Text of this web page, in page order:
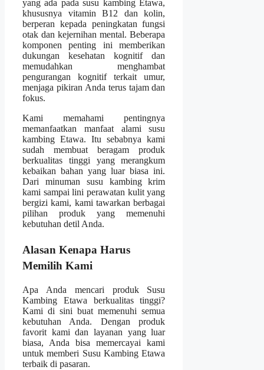
yang ada pada susu kambing Etawa,
khususnya vitamin B12 dan kolin,
berperan kepada peningkatan fungsi
otak dan kejernihan mental. Beberapa
komponen penting ini memberikan
dukungan kesehatan kognitif dan
memudahkan menghambat
pengurangan kognitif terkait umur,
menjaga pikiran Anda terus tajam dan
fokus.
Kami memahami pentingnya
memanfaatkan manfaat alami susu
kambing Etawa. Itu sebabnya kami
sudah membuat beragam produk
berkualitas tinggi yang merangkum
kebaikan bahan yang luar biasa ini.
Dari minuman susu kambing krim
kami sampai lini perawatan kulit yang
bergizi kami, kami tawarkan berbagai
pilihan produk yang memenuhi
kebutuhan detil Anda.
Alasan Kenapa Harus
Memilih Kami
Apa Anda mencari produk Susu
Kambing Etawa berkualitas tinggi?
Kami di sini buat memenuhi semua
kebutuhan Anda. Dengan produk
favorit kami dan layanan yang luar
biasa, Anda bisa memercayai kami
untuk memberi Susu Kambing Etawa
terbaik di pasaran.